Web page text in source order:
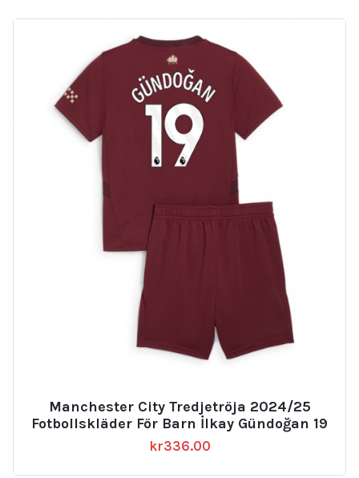
Manchester City Tredjetröja 2024/25
Fotbollskläder För Barn İlkay Gündoğan 19
kr336.00